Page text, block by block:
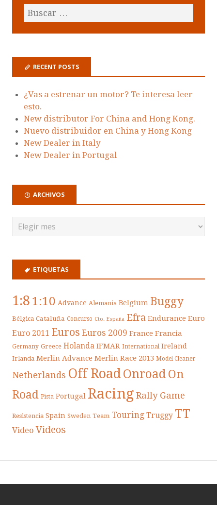
RECENT POSTS
¿Vas a estrenar un motor? Te interesa leer
esto.
New distributor For China and Hong Kong.
Nuevo distribuidor en China y Hong Kong
New Dealer in Italy
New Dealer in Portugal
ARCHIVOS
ETIQUETAS
1:8 1:10 Advance Alemania Belgium Buggy
Bélgica Cataluña Concurso Cto. España Efra Endurance Euro
Euro 2011 Euros Euros 2009 France Francia
Germany Greece Holanda IFMAR International Ireland
Irlanda Merlin Advance Merlin Race 2013 Model Cleaner
Netherlands Off RoadOnroadOn
Road Pista Portugal Racing Rally Game
Resistencia Spain Sweden Team Touring Truggy TT
Video Videos